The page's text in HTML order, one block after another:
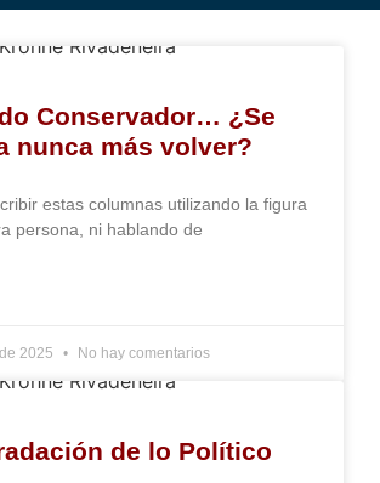
Conservador… ¿Se
nunca más volver?
estas columnas utilizando la figura
persona, ni hablando de
2025 No hay comentarios
de lo Político